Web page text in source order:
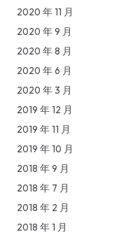
2020 年 11 月
2020 年 9 月
2020 年 8 月
2020 年 6 月
2020 年 3 月
2019 年 12 月
2019 年 11 月
2019 年 10 月
2018 年 9 月
2018 年 7 月
2018 年 2 月
2018 年 1 月